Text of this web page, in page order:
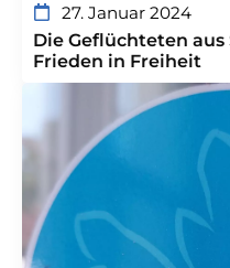
27. Januar 2024
Die Geflüchteten
Frieden in Freiheit